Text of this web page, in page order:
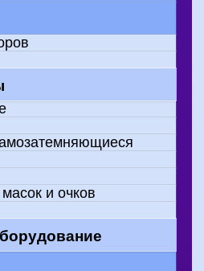
труб
машинки
и очков